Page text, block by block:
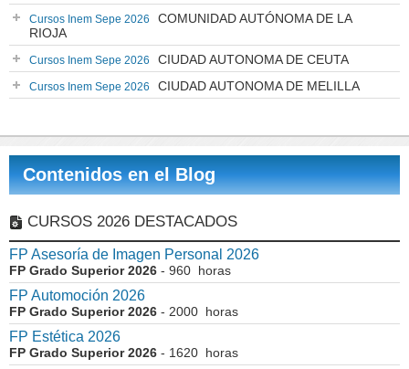
Cursos Inem Sepe 2026
COMUNIDAD AUTÓNOMA DE LA
RIOJA
Cursos Inem Sepe 2026 CIUDAD AUTONOMA DE CEUTA
Cursos Inem Sepe 2026 CIUDAD AUTONOMA DE MELILLA
Contenidos en el Blog
CURSOS 2026 DESTACADOS
FP Asesoría de Imagen Personal 2026
FP Grado Superior 2026 - 960 horas
FP Automoción 2026
FP Grado Superior 2026 - 2000 horas
FP Estética 2026
FP Grado Superior 2026 - 1620 horas